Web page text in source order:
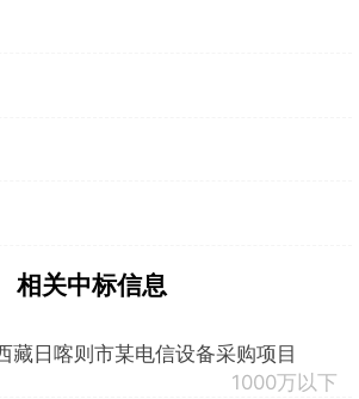
相关中标信息
藏日喀则市某电信设备采购项目
1000万以下